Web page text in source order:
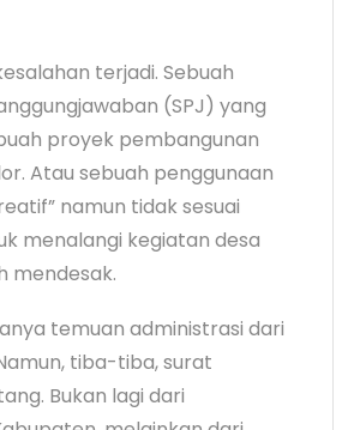
terjadi. Sebuah
(SPJ) yang
proyek pembangunan
Atau sebuah penggunaan
namun tidak sesuai
menalangi kegiatan desa
mendesak.
temuan administrasi dari
tiba-tiba, surat
Bukan lagi dari